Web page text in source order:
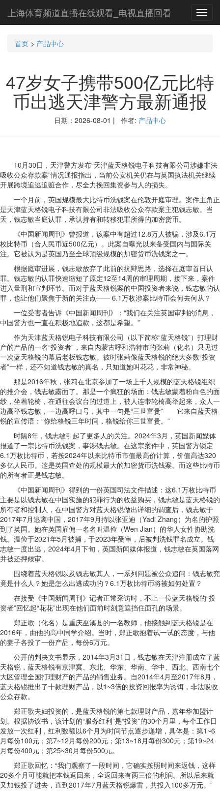
上海体育频道直播在线观看_电视直播回看
首页 > 产品中心
47岁女子携带500亿元比特
币出逃天津警方最新通报
日期：2026-08-01 | 作者: 产品中心
10月30日，天津警方发布“天津蓝天格锐电子科技有限公司涉嫌非法
吸收公众存款案”情况通报指出，当前公安机关仍在与英国执法机关继续
开展跨境追逃追赃合作，尽全力挽回集资参与人的损失。
一个月前，英国规模最大比特币洗钱案在伦敦开庭审理。案件主角正
是天津蓝天格锐电子科技有限公司非法吸收公众存款案主犯钱志敏。当
天，钱志敏当庭认罪，承认持有和转移犯罪所得的加密货币。
《中国新闻周刊》曾报道，该案中有超过12.8万人被骗，涉及6.1万
枚比特币（合人民币近500亿元）。此案自曝光以来备受国内与国际关
注。它被认为是英国乃至全球顶级规模的加密货币洗钱案之一。
根据庭审进展，钱志敏放弃了此前的抗辩思路，选择在庭审首日认
罪。钱志敏的认罪快速缩短了原定12至14周的审理周期，接下来，案件
进入量刑和宣判环节。而对于蓝天格锐案的中国投资者来说，钱志敏的认
罪，也让他们聚焦于新的关注点—— 6.1万枚涉案比特币会何去何从？
一位受害者告诉《中国新闻周刊》：“我们在关注英国审判的消息，
中国警方也一直在积极地追款，这都是希望。”
作为天津蓝天格锐电子科技有限公司（以下简称“蓝天格锐”）打理财
产的产品的一名“投资者”，来自内蒙古呼和浩特市的张莉（化名）只见过
一次蓝天格锐的幕后老板钱志敏。彼时张莉像蓝天格锐的绝大多数“投资
者”一样，还不知道钱志敏的真名，只知道她叫花花，非常神秘。
那是2016年秋，张莉在北京参加了一场上千人规模的蓝天格锐组织
的推介会，钱志敏露面了。那是一个疯狂的场面：钱志敏蒙着粉白色的面
纱，坐着轮椅，在通往会议台的过道上，被人连带轮椅高举起来，众人一
边高举钱志敏，一边高呼口号，其中一句是“三世富贵”——它来自蓝天格
锐的宣传语：“你给格锐三年时间，格锐给你三世富贵。”
时隔8年，钱志敏引起了更多人的关注。2024年3月，英国新闻媒体
报道了一宗比特币洗钱案，事涉钱志敏。在这宗案件中，英国警方锁定
6.1万枚比特币，若按2024年以来比特币市值最高价计算，价值高达320
多亿人民币。这是英国查处的规模最大的加密货币洗钱案。而这些比特币
的所有者正是钱志敏。
《中国新闻周刊》得到的一份英国司法文件描述：这6.1万枚比特币
主要是以钱志敏在中国实施的犯罪行为的收益购买，钱志敏是蓝天格锐的
所有者和控制人，在中国警方对蓝天格锐做出详细的调查后，钱志敏于
2017年7月逃离中国，2017年9月持以张亚迪（Yadi Zhang）为名的护照
到了英国。她在英国雇佣一名名叫温俭（Wen Jian）的华人女性协助洗
钱。温俭于2021年5月被捕，于2023年受审，后被判洗钱罪名成立。钱
志敏一度出逃，2024年4月下旬，英国新闻媒体报道，钱志敏在英国落网
并被还押候审。
围绕着蓝天格锐以及钱志敏其人，一系列问题被公众追问：钱志敏究
竟是什么人？她是怎么出逃成功的？6.1万枚比特币将被如何处置？
在接受《中国新闻周刊》记者正常采访时，不止一位蓝天格锐的“投
资者”回忆起“花花”出现在他们面前时刻意遮挡住面孔的场景。
郑正歌（化名）是重庆巫溪县的一名教师，他接触到蓝天格锐是在
2016年，由他的高中同学介绍。当时，郑正歌抱着试一试的态度，与他
的妻子各投了一份产品，每份6万元。
公开的判决文书显示，2014年3月31日，钱志敏在天津注册成立了蓝
天格锐，蓝天格锐有京津冀、东北、华东、华南、华中、西北、西南七个
大区管理全国打理财产的产品的销售业务。自2014年4月至2017年8月，
蓝天格锐推出了十款理财产品，以1~3倍的投资回报率为诱饵，非法吸收
公众存款。
郑正歌夫妇投资的，是蓝天格锐的第七款理财产品，嘉年华加盟计
划。根据协议书，该计划的“服务红利”是“投资”的30个月里，每个工作日
发放一次红利，红利数额以6个月为时间节点逐步递增，具体是：第1~6
月每份100元；第7~12月每份200元；第13~18月每份300元；第19~24
月每份400元；第25~30月每份500元。
郑正歌回忆：“我们观察了一段时间，它确实按照时间来返钱，这样
20多个月可能就把本钱返回来，全返回来有两三倍的利润。所以后来就
又加钱投了进去，直到2017年7月蓝天格锐爆雷，共投入100多万元。”